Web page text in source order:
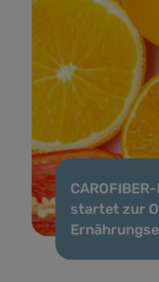
startet zur